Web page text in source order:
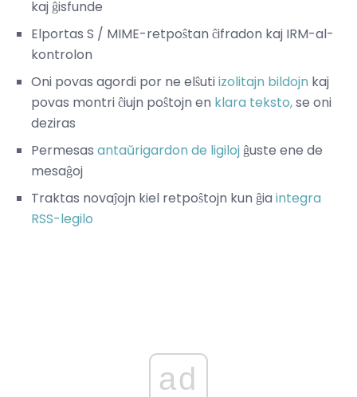
kaj ĝisfunde
Elportas S / MIME-retpoŝtan ĉifradon kaj IRM-al-
kontrolon
Oni povas agordi por ne elŝutiizolitajn bildojn kaj
povas montri ĉiujn poŝtojn en klara teksto,se oni
deziras
Permesas antaŭrigardon de ligilojĝuste ene de
mesaĝoj
Traktas novaĵojn kiel retpoŝtojn kun ĝia integra
RSS-legilo
ad